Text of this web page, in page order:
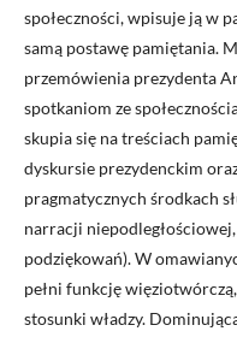
społeczności, wpisuje ją w
samą postawę pamiętania.
przemówienia prezydenta
spotkaniom ze
skupia się na treściach
dyskursie prezydenckim
pragmatycznych środkach
narracji
podziękowań). W
pełni funkcję
stosunki władzy.